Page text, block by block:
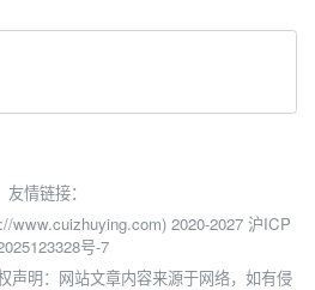
友情链接：
www.cuizhuying.com) 2020-2027 沪ICP
号-7
声明：网站文章内容来源于网络，如有侵